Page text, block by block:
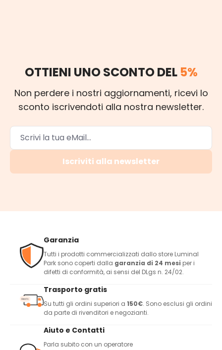
OTTIENI UNO SCONTO DEL 5%
Non perdere i nostri aggiornamenti, ricevi lo
sconto iscrivendoti alla nostra newsletter.
Iscriviti alla newsletter
Garanzia
Tutti i prodotti commercializzati dallo store Luminal
Park sono coperti dalla garanzia di 24 mesi per i
difetti di conformità, ai sensi del DLgs n. 24/02.
Trasporto gratis
Su tutti gli ordini superiori a 150€. Sono esclusi gli ordini
da parte di rivenditori e negozianti.
Aiuto e Contatti
Parla subito con un operatore